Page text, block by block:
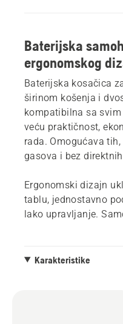
Baterijska
ergonomskog
Baterijska kosačica
širinom košenja i
kompatibilna sa
veću praktičnost,
rada. Omogućava
gasova i bez
Ergonomski dizajn
tablu, jednostavno
lako upravljanje.
uređaju i korisnim
Karakteristike